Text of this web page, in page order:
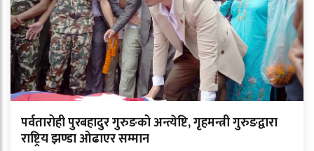
पर्वतारोही पुरबहादुर गुरुङको अन्त्येष्टि, गृहमन्त्री गुरुङद्वारा
राष्ट्रिय झण्डा ओढाएर सम्मान